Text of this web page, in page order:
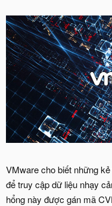
VMware cho biết những
để truy cập dữ liệu nhạy
hổng này được gán mã